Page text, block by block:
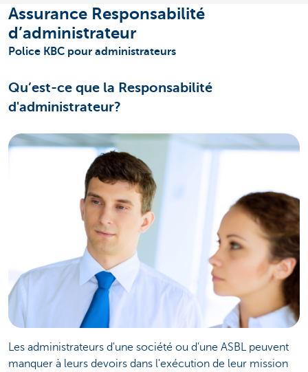
Assurance Responsabilité
d’administrateur
Police KBC pour administrateurs
Qu’est-ce que la Responsabilité
d'administrateur?
Les administrateurs d'une société ou d'une ASBL peuvent
manquer à leurs devoirs dans l'exécution de leur mission